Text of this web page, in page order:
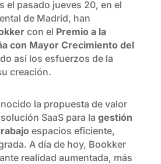
el pasado jueves 20, en el
de Madrid, han
con el Premio a la
con Mayor Crecimiento del
así los esfuerzos de la
creación.
la propuesta de valor
SaaS para la gestión
espacios eficiente,
A día de hoy, Bookker
realidad aumentada, más